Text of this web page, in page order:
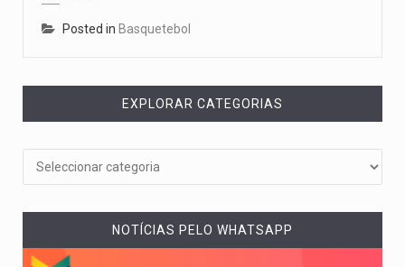
Posted in Basquetebol
EXPLORAR CATEGORIAS
NOTÍCIAS PELO WHATSAPP